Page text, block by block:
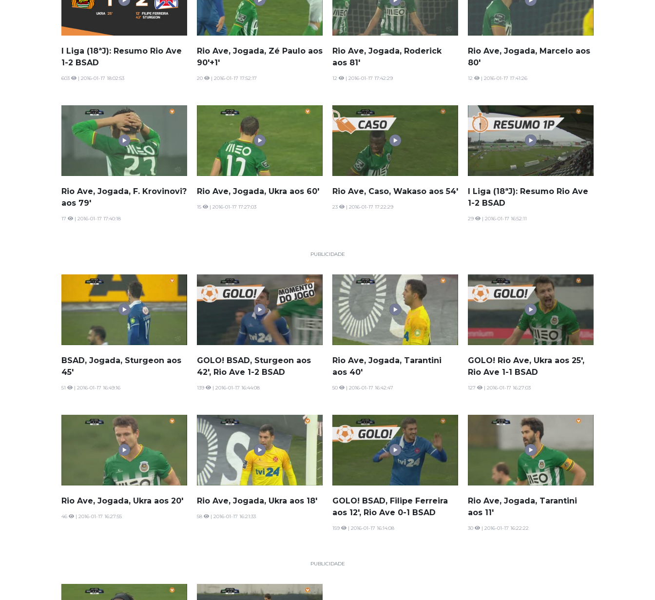
I Liga (18ªJ): Resumo Rio Ave
1-2 BSAD
603 | 2016-01-17 18:02:53
Rio Ave, Jogada, Zé Paulo aos
90'+1'
20 | 2016-01-17 17:52:17
Rio Ave, Jogada, Roderick
aos 81'
12 | 2016-01-17 17:42:29
Rio Ave, Jogada, Marcelo aos
80'
12 | 2016-01-17 17:41:26
Rio Ave, Jogada, F. Krovinovi?
aos 79'
17 | 2016-01-17 17:40:18
Rio Ave, Jogada, Ukra aos 60'
15 | 2016-01-17 17:27:03
Rio Ave, Caso, Wakaso aos 54'
23 | 2016-01-17 17:22:29
I Liga (18ªJ): Resumo Rio Ave
1-2 BSAD
29 | 2016-01-17 16:52:11
PUBLICIDADE
BSAD, Jogada, Sturgeon aos
45'
51 | 2016-01-17 16:49:16
GOLO! BSAD, Sturgeon aos
42', Rio Ave 1-2 BSAD
139 | 2016-01-17 16:44:08
Rio Ave, Jogada, Tarantini
aos 40'
50 | 2016-01-17 16:42:47
GOLO! Rio Ave, Ukra aos 25',
Rio Ave 1-1 BSAD
127 | 2016-01-17 16:27:03
Rio Ave, Jogada, Ukra aos 20'
46 | 2016-01-17 16:27:55
Rio Ave, Jogada, Ukra aos 18'
58 | 2016-01-17 16:21:33
GOLO! BSAD, Filipe Ferreira
aos 12', Rio Ave 0-1 BSAD
159 | 2016-01-17 16:14:08
Rio Ave, Jogada, Tarantini
aos 11'
30 | 2016-01-17 16:22:22
PUBLICIDADE